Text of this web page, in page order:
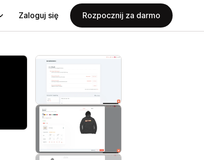
Zaloguj się Rozpocznij za darmo